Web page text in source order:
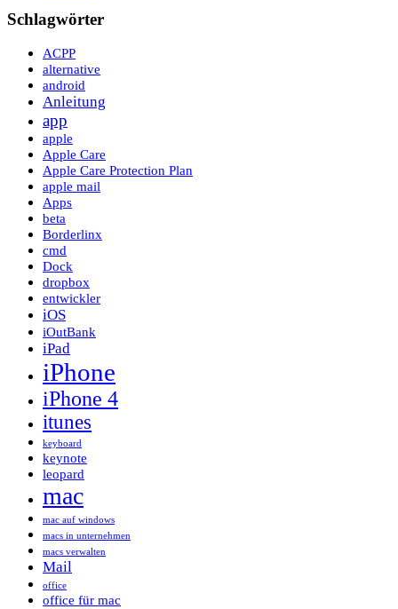
Schlagwörter
ACPP
alternative
android
Anleitung
app
apple
Apple Care
Apple Care Protection Plan
apple mail
Apps
beta
Borderlinx
cmd
Dock
dropbox
entwickler
iOS
iOutBank
iPad
iPhone
iPhone 4
itunes
keyboard
keynote
leopard
mac
mac auf windows
macs in unternehmen
macs verwalten
Mail
office
office für mac